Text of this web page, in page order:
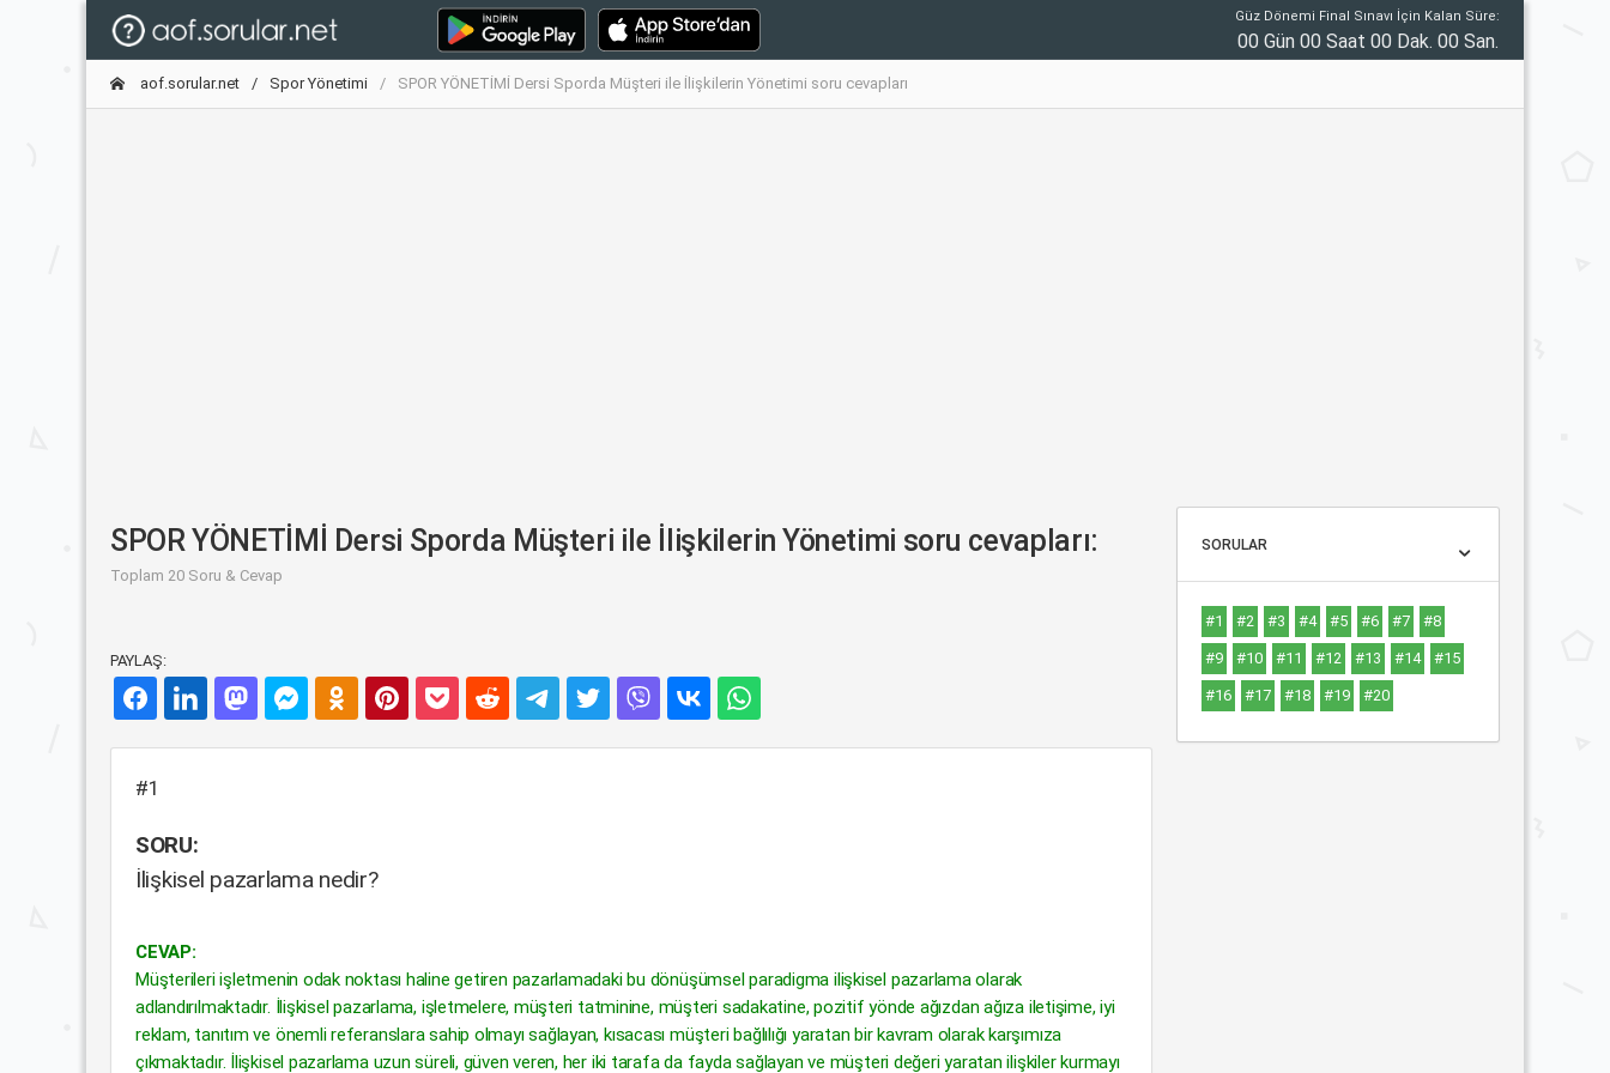
Güz Dönemi Final Sınavı İçin Kalan Süre:
00 Gün 00 Saat 00 Dak. 00 San.
aof.sorular.net Spor Yönetimi SPOR YÖNETİMİ Dersi Sporda Müşteri ile İlişkilerin Yönetimi soru cevapları
SPOR YÖNETİMİ Dersi Sporda Müşteri ile İlişkilerin Yönetimi soru cevapları:
Toplam 20 Soru & Cevap
PAYLAŞ:
#1
SORU:
İlişkisel pazarlama nedir?
CEVAP:
Müşterileri işletmenin odak noktası haline getiren pazarlamadaki bu dönüşümsel paradigma ilişkisel pazarlama olarak
adlandırılmaktadır. İlişkisel pazarlama, işletmelere, müşteri tatminine, müşteri sadakatine, pozitif yönde ağızdan ağıza iletişime, iyi
reklam, tanıtım ve önemli referanslara sahip olmayı sağlayan, kısacası müşteri bağlılığı yaratan bir kavram olarak karşımıza
çıkmaktadır. İlişkisel pazarlama uzun süreli, güven veren, her iki tarafa da fayda sağlayan ve müşteri değeri yaratan ilişkiler kurmayı
SORULAR
#1 #2 #3 #4 #5 #6 #7 #8
#9 #10 #11 #12 #13 #14 #15
#16 #17 #18 #19 #20